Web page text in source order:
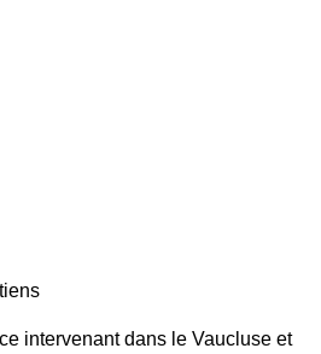
intervenant dans le Vaucluse et